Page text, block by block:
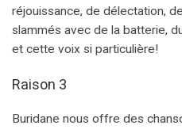
réjouissance, de délectation,
slammés avec de la batterie,
et cette voix si particulière!
Raison 3
Buridane nous offre des